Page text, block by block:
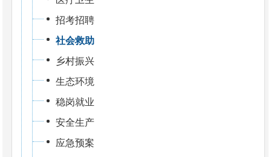
招考招聘
社会救助
乡村振兴
生态环境
稳岗就业
安全生产
应急预案